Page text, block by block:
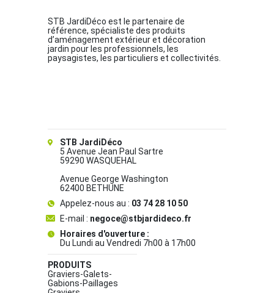
STB JardiDéco est le partenaire de
référence, spécialiste des produits
d’aménagement extérieur et décoration
jardin pour les professionnels, les
paysagistes, les particuliers et collectivités.
STB JardiDéco
5 Avenue Jean Paul Sartre
59290 WASQUEHAL
Avenue George Washington
62400 BETHUNE
Appelez-nous au : 03 74 28 10 50
E-mail : negoce@stbjardideco.fr
Horaires d'ouverture :
Du Lundi au Vendredi 7h00 à 17h00
PRODUITS
Graviers-Galets-
Gabions-Paillages